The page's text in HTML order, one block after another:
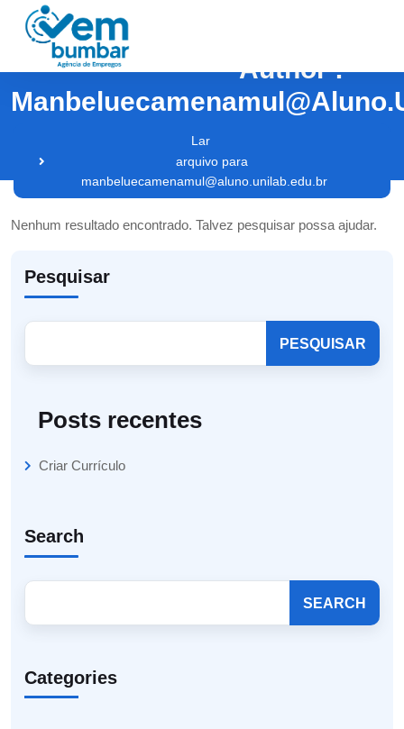
Author :
Lar
arquivo para
manbeluecamenamul@aluno.unilab.edu.br
Nenhum resultado encontrado. Talvez pesquisar possa ajudar.
Pesquisar
PESQUISAR
Posts recentes
Criar Currículo
Search
SEARCH
Categories